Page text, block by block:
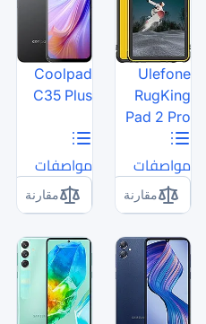
Samsung
Galaxy
A06
مواصفات
مقارنة
Samsung
Galaxy
مواصفات
مقارنة